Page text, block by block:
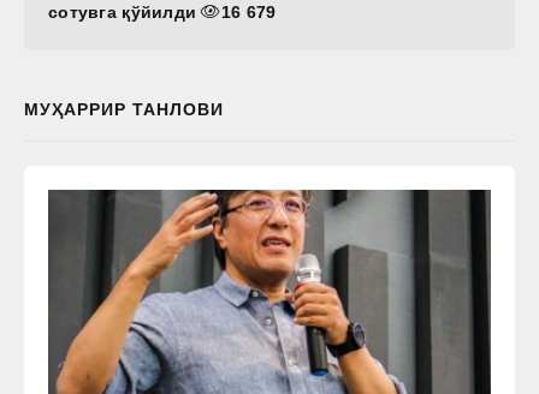
сотувга қўйилди
16 679
МУҲАРРИР ТАНЛОВИ